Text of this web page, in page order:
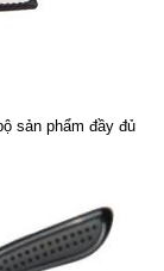
sản phẩm đầy đủ